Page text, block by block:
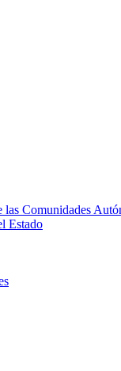
Comunidades
Estado